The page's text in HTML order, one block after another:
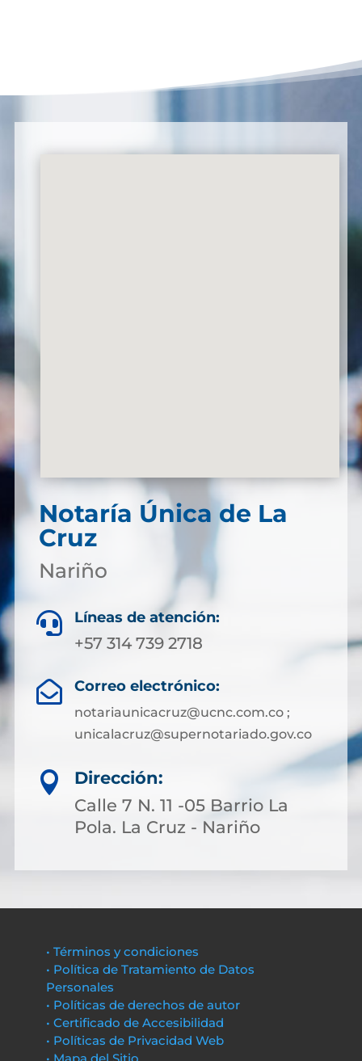
Notaría Única de La
Cruz
Nariño
 Líneas de atención:
+57 314 739 2718
 Correo electrónico:
notariaunicacruz@ucnc.com.co ;
unicalacruz@supernotariado.gov.co

Dirección:
Calle 7 N. 11 -05 Barrio La
Pola. La Cruz - Nariño
• Términos y condiciones
• Política de Tratamiento de Datos
Personales
• Políticas de derechos de autor
• Certificado de Accesibilidad
• Políticas de Privacidad Web